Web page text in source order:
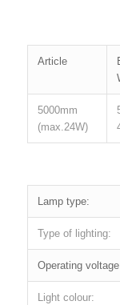
Article
5000mm
(max.24W)
Lamp type:
Type of lighting:
Operating
Light colour: